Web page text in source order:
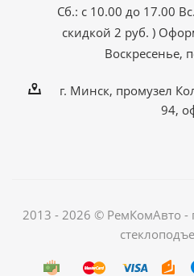
Сб.: с 10.00 до 17.00
скидкой 2 руб. )
Воскресенье,
г. Минск, промузел
94,
2013 - 2026 © РемКомАвто -